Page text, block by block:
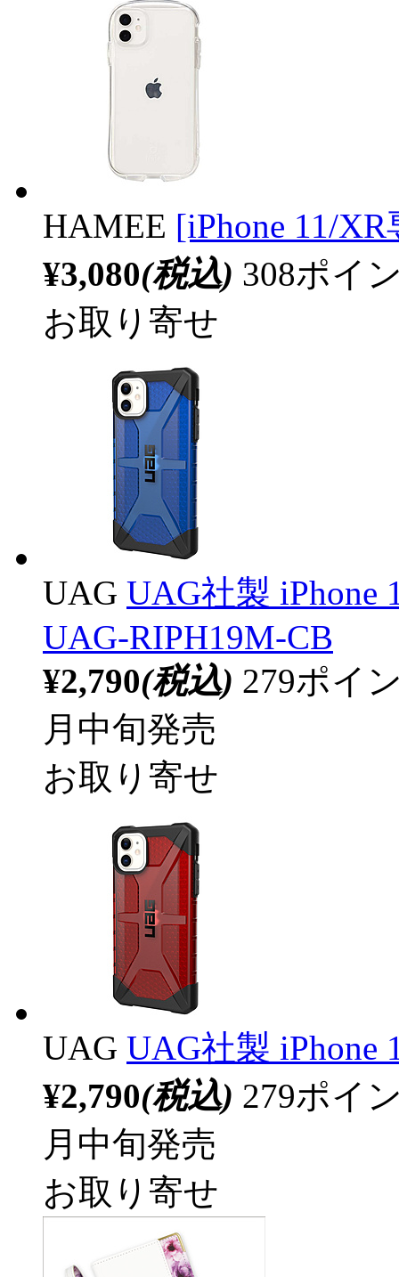
HAMEE [iPhone 11/
¥3,080(税込) 308ポイ
お取り寄せ
UAG UAG社製 iPhone
UAG-RIPH19M-CB
¥2,790(税込) 279ポイ
月中旬発売
お取り寄せ
UAG UAG社製 iPhone
¥2,790(税込) 279ポイ
月中旬発売
お取り寄せ